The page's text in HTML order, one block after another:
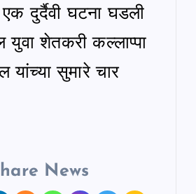
दुर्दैवी घटना घडली
शेतकरी कल्लाप्पा
यांच्या सुमारे चार
News